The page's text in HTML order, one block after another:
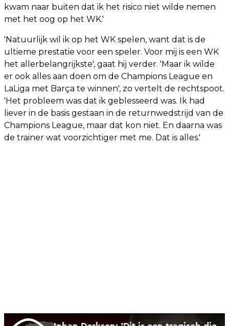
kwam naar buiten dat ik het risico niet wilde nemen
met het oog op het WK.'
'Natuurlijk wil ik op het WK spelen, want dat is de
ultieme prestatie voor een speler. Voor mij is een WK
het allerbelangrijkste', gaat hij verder. 'Maar ik wilde
er ook alles aan doen om de Champions League en
LaLiga met Barça te winnen', zo vertelt de rechtspoot.
'Het probleem was dat ik geblesseerd was. Ik had
liever in de basis gestaan ​​in de returnwedstrijd van de
Champions League, maar dat kon niet. En daarna was
de trainer wat voorzichtiger met me. Dat is alles.'